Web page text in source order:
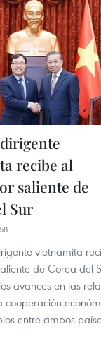
recibe al
saliente de
Sur
vietnamita
de Corea del
avances en las
cooperación
entre ambos